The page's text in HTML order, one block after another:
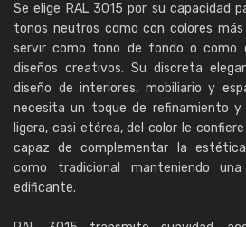
Se elige RAL 3015 por su capacidad
tonos neutros como con colores
servir como tono de fondo o como
diseños creativos. Su discreta
diseño de interiores, mobiliario y
necesita un toque de refinamiento y
ligera, casi etérea, del color le
capaz de complementar la
como tradicional manteniendo
edificante.